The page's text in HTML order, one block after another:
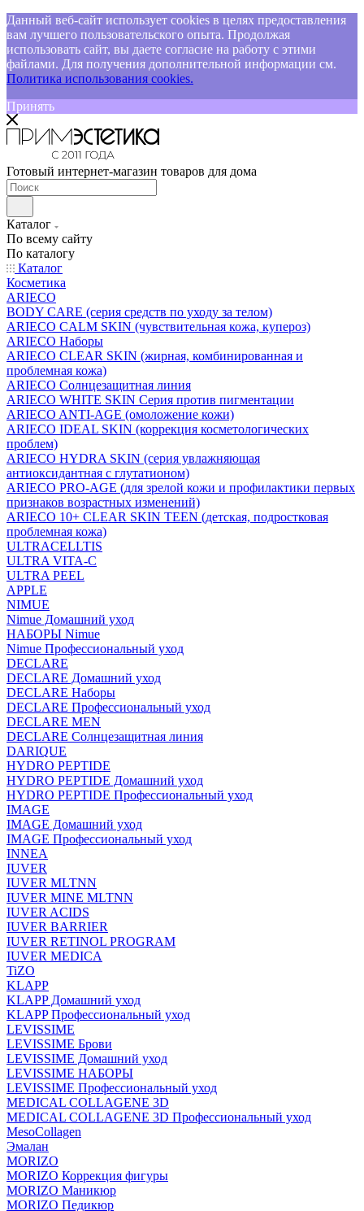
Данный веб-сайт использует cookies в целях предоставления
вам лучшего пользовательского опыта. Продолжая
использовать сайт, вы даете согласие на работу с этими
файлами. Для получения дополнительной информации см.
Политика использования cookies.
Принять
Готовый интернет-магазин товаров для дома
Каталог
По всему сайту
По каталогу
Каталог
Косметика
ARIECO
BODY CARE (серия средств по уходу за телом)
ARIECO CALM SKIN (чувствительная кожа, купероз)
ARIECO Наборы
ARIECO CLEAR SKIN (жирная, комбинированная и
проблемная кожа)
ARIECO Солнцезащитная линия
ARIECO WHITE SKIN Серия против пигментации
ARIECO ANTI-AGE (омоложение кожи)
ARIECO IDEAL SKIN (коррекция косметологических
проблем)
ARIECO HYDRA SKIN (серия увлажняющая
антиоксидантная с глутатионом)
ARIECO PRO-AGE (для зрелой кожи и профилактики первых
признаков возрастных изменений)
ARIECO 10+ CLEAR SKIN TEEN (детская, подростковая
проблемная кожа)
ULTRACELLTIS
ULTRA VITA-C
ULTRA PEEL
APPLE
NIMUE
Nimue Домашний уход
НАБОРЫ Nimue
Nimue Профессиональный уход
DECLARE
DECLARE Домашний уход
DECLARE Наборы
DECLARE Профессиональный уход
DECLARE MEN
DECLARE Солнцезащитная линия
DARIQUE
HYDRO PEPTIDE
HYDRO PEPTIDE Домашний уход
HYDRO PEPTIDE Профессиональный уход
IMAGE
IMAGE Домашний уход
IMAGE Профессиональный уход
INNEA
IUVER
IUVER MLTNN
IUVER MINE MLTNN
IUVER ACIDS
IUVER BARRIER
IUVER RETINOL PROGRAM
IUVER MEDICA
TiZO
KLAPP
KLAPP Домашний уход
KLAPP Профессиональный уход
LEVISSIME
LEVISSIME Брови
LEVISSIME Домашний уход
LEVISSIME НАБОРЫ
LEVISSIME Профессиональный уход
MEDICAL COLLAGENE 3D
MEDICAL COLLAGENE 3D Профессиональный уход
MesoCollagen
Эмалан
MORIZO
MORIZO Коррекция фигуры
MORIZO Маникюр
MORIZO Педикюр